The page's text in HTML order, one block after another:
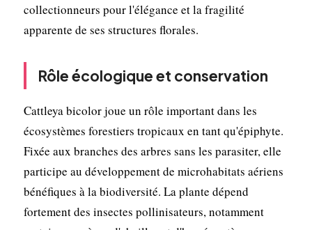
collectionneurs pour l'élégance et la fragilité
apparente de ses structures florales.
Rôle écologique et conservation
Cattleya bicolor joue un rôle important dans les
écosystèmes forestiers tropicaux en tant qu'épiphyte.
Fixée aux branches des arbres sans les parasiter, elle
participe au développement de microhabitats aériens
bénéfiques à la biodiversité. La plante dépend
fortement des insectes pollinisateurs, notamment